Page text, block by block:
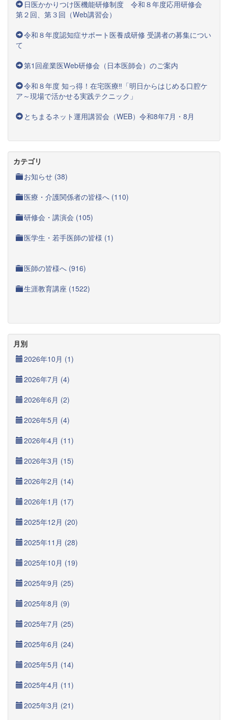
日医かかりつけ医機能研修制度 令和８年度応用研修会
第２回、第３回（Web講習会）
令和８年度認知症サポート医養成研修 受講者の募集につい
て
第1回産業医Web研修会（日本医師会）のご案内
令和８年度 知っ得！在宅医療‼「明日からはじめる口腔ケ
ア～現場で活かせる実践テクニック」
とちまるネット運用講習会（WEB）令和8年7月・8月
カテゴリ
お知らせ (38)
医療・介護関係者の皆様へ (110)
研修会・講演会 (105)
医学生・若手医師の皆様 (1)
医師の皆様へ (916)
生涯教育講座 (1522)
月別
2026年10月 (1)
2026年7月 (4)
2026年6月 (2)
2026年5月 (4)
2026年4月 (11)
2026年3月 (15)
2026年2月 (14)
2026年1月 (17)
2025年12月 (20)
2025年11月 (28)
2025年10月 (19)
2025年9月 (25)
2025年8月 (9)
2025年7月 (25)
2025年6月 (24)
2025年5月 (14)
2025年4月 (11)
2025年3月 (21)